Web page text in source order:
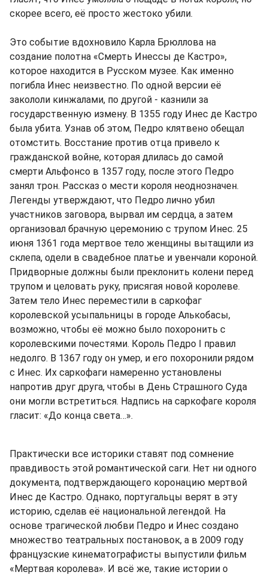
скорее всего, её просто жестоко убили.
Это событие вдохновило Карла Брюллова на
создание полотна «Смерть Инессы де Кастро»,
которое находится в Русском музее. Как именно
погибла Инес неизвестно. По одной версии её
закололи кинжалами, по другой - казнили за
государственную измену. В 1355 году Инес де Кастро
была убита. Узнав об этом, Педро клятвено обещал
отомстить. Восстание против отца привело к
гражданской войне, которая длилась до самой
смерти Альфонсо в 1357 году, после этого Педро
занял трон. Рассказ о мести короля неоднозначен.
Легенды утверждают, что Педро лично убил
участников заговора, вырвал им сердца, а затем
организовал брачную церемонию с трупом Инес. 25
июня 1361 года мертвое тело женщины вытащили из
склепа, одели в свадебное платье и увенчали короной.
Придворные должны были преклонить колени перед
трупом и целовать руку, присягая новой королеве.
Затем тело Инес переместили в саркофаг
королевской усыпальницы в городе Алькобасы,
возможно, чтобы её можно было похоронить с
королевскими почестями. Король Педро I правил
недолго. В 1367 году он умер, и его похоронили рядом
с Инес. Их саркофаги намеренно установлены
напротив друг друга, чтобы в День Страшного Суда
они могли встретиться. Надпись на саркофаге короля
гласит: «До конца света…».
Практически все историки ставят под сомнение
правдивость этой романтической саги. Нет ни одного
документа, подтверждающего коронацию мертвой
Инес де Кастро. Однако, португальцы верят в эту
историю, сделав её национальной легендой. На
основе трагической любви Педро и Инес создано
множество театральных постановок, а в 2009 году
французские кинематографисты выпустили фильм
«Мертвая королева». И всё же, такие истории о